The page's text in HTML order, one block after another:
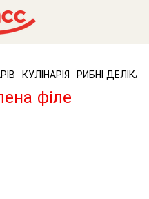
КУЛІНАРІЯ РИБНІ
філе